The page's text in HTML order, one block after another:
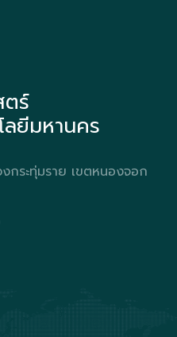
ร์
ลยีมหานคร
กระทุ่มราย เขตหนองจอก